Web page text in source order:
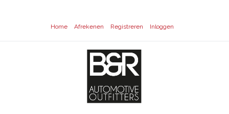
Home Afrekenen Registreren Inloggen